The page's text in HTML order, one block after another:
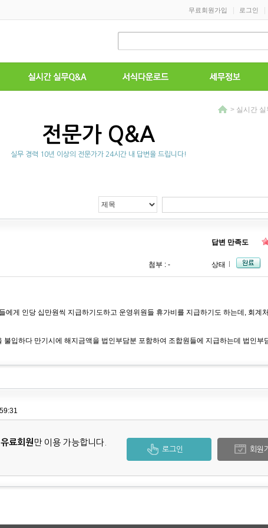
무료회원가입 로그인
> 실시간 실
전문가 Q&A
실무 경력 10년 이상의 전문가가 24시간 내 답변을 드립니다!
답변 만족도
첨부 : - 상태
에게 인당 십만원씩 지급하기도하고 운영위원들 휴가비를 지급하기도 하는데, 회계
입하다 만기시에 해지금액을 법인부담분 포함하여 조합원들에 지급하는데 법인부
료회원 만 이용 가능합니다.
회원
로그인